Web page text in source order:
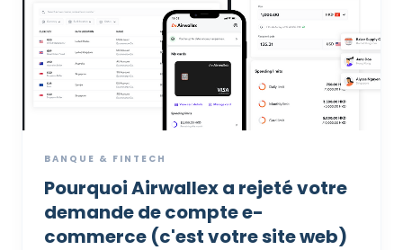
Partenaire Or peut vous aider à naviguer ou
prévenir cela.
BANQUE & FINTECH
Pourquoi Airwallex a rejeté votre
demande de compte e-
commerce (c'est votre site web)